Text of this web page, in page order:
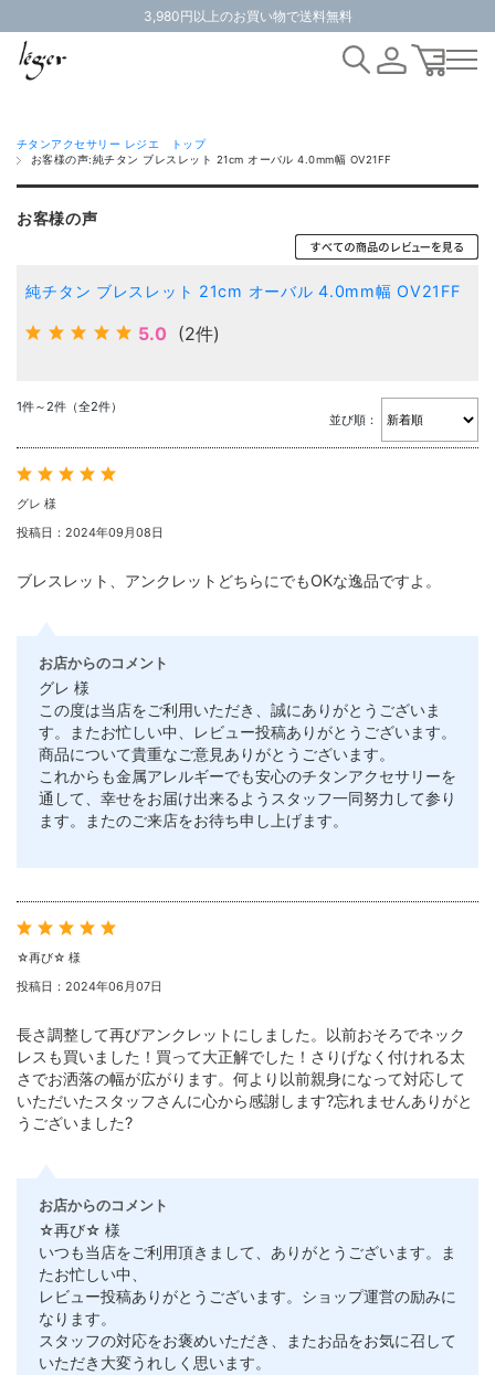
3,980円以上のお買い物で送料無料
チタンアクセサリー レジエ トップ
お客様の声:純チタン ブレスレット 21cm オーバル 4.0mm幅 OV21FF
お客様の声
純チタン ブレスレット 21cm オーバル 4.0mm幅 OV21FF
5.0 (2件)
1件～2件（全2件）
並び順：
グレ 様
投稿日：2024年09月08日
ブレスレット、アンクレットどちらにでもOKな逸品ですよ。
お店からのコメント
グレ 様
この度は当店をご利用いただき、誠にありがとうございま
す。またお忙しい中、レビュー投稿ありがとうございます。
商品について貴重なご意見ありがとうございます。
これからも金属アレルギーでも安心のチタンアクセサリーを
通して、幸せをお届け出来るようスタッフ一同努力して参り
ます。またのご来店をお待ち申し上げます。
☆再び☆ 様
投稿日：2024年06月07日
長さ調整して再びアンクレットにしました。以前おそろでネック
レスも買いました！買って大正解でした！さりげなく付けれる太
さでお洒落の幅が広がります。何より以前親身になって対応して
いただいたスタッフさんに心から感謝します?忘れませんありがと
うございました?
お店からのコメント
☆再び☆ 様
いつも当店をご利用頂きまして、ありがとうございます。ま
たお忙しい中、
レビュー投稿ありがとうございます。ショップ運営の励みに
なります。
スタッフの対応をお褒めいただき、またお品をお気に召して
いただき大変うれしく思います。